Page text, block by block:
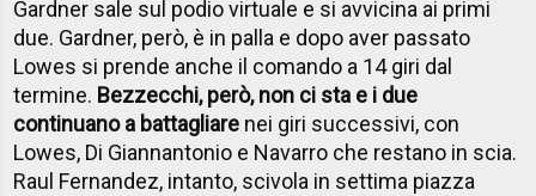
Gardner sale sul podio virtuale e si avvicina ai primi
due. Gardner, però, è in palla e dopo aver passato
Lowes si prende anche il comando a 14 giri dal
termine. Bezzecchi, però, non ci sta e i due
continuano a battagliare nei giri successivi, con
Lowes, Di Giannantonio e Navarro che restano in scia.
Raul Fernandez, intanto, scivola in settima piazza